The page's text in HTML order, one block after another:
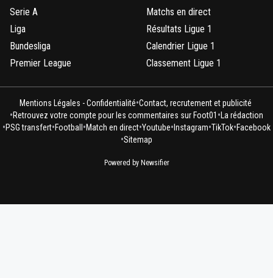
Serie A
Liga
Bundesliga
Premier League
Matchs en direct
Résultats Ligue 1
Calendrier Ligue 1
Classement Ligue 1
Mentions Légales - Confidentialité•Contact, recrutement et publicité
•Retrouvez votre compte pour les commentaires sur Foot01 • La rédaction
•PSG transfert•Football •Match en direct•Youtube• Instagram•TikTok•Facebook
•Sitemap
Powered by Newsifier